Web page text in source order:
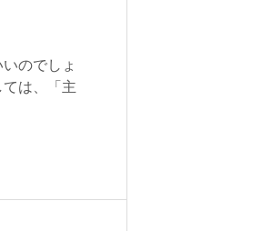
のでしょ
は、「主